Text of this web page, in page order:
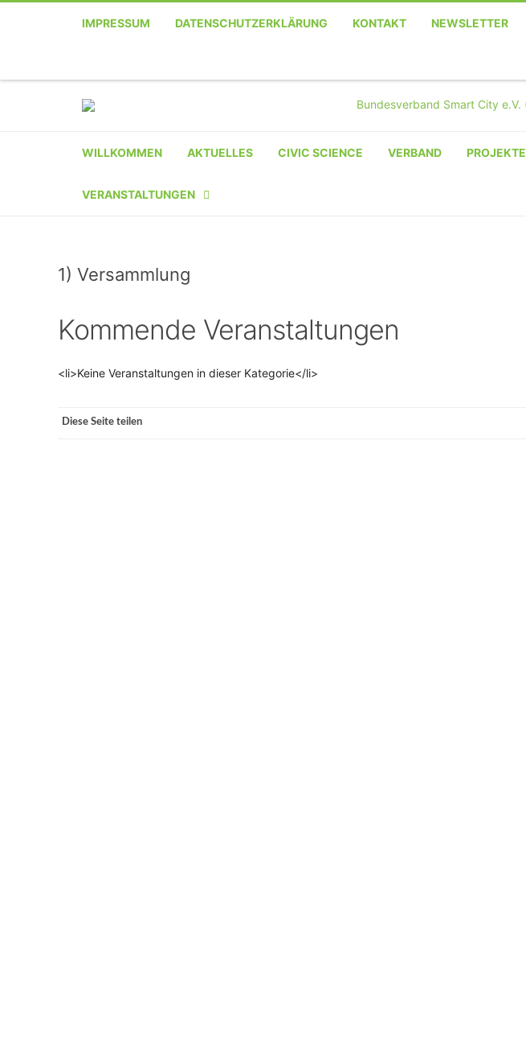
IMPRESSUM DATENSCHUTZERKLÄRUNG KONTAKT NEWSLETTER
TelefonFacebook
WILLKOMMEN AKTUELLES CIVIC SCIENCE VERBAND PROJEKTE
VERANSTALTUNGEN
VERANSTALTER-
VERANSTALTUNG
1) Versammlung
Kommende Veranstaltungen
<li>Keine Veranstaltungen in dieser Kategorie</li>
Diese Seite teilen